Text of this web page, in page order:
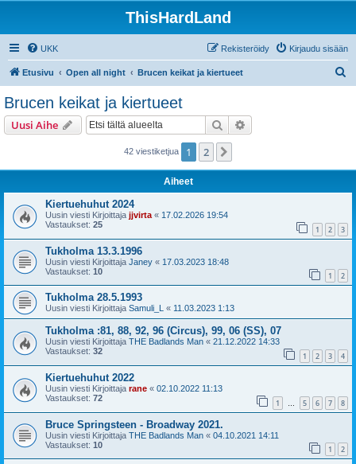
ThisHardLand
UKK Kirjaudu sisään
Rekisteröidy
Etusivu Open all night Brucen keikat ja kiertueet
Brucen keikat ja kiertueet
Uusi Aihe Etsi
42 viestiketjua 1 2
Aiheet
Kiertuehuhut 2024
Uusin viesti Kirjoittaja jjvirta « 17.02.2026 19:54
Vastaukset: 25 1 2 3
Tukholma 13.3.1996
Uusin viesti Kirjoittaja Janey « 17.03.2023 18:48
Vastaukset: 10 1 2
Tukholma 28.5.1993
Uusin viesti Kirjoittaja Samuli_L « 11.03.2023 1:13
Tukholma :81, 88, 92, 96 (Circus), 99, 06 (SS), 07
Uusin viesti Kirjoittaja THE Badlands Man « 21.12.2022 14:33
Vastaukset: 32 1 2 3 4
Kiertuehuhut 2022
Uusin viesti Kirjoittaja rane « 02.10.2022 11:13
Vastaukset: 72 1 … 5 6 7 8
Bruce Springsteen - Broadway 2021.
Uusin viesti Kirjoittaja THE Badlands Man « 04.10.2021 14:11
Vastaukset: 10 1 2